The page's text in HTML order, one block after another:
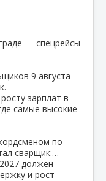
— спецрейсы
9 августа
зарплат в
самые высокие
по
сварщик:…
должен
и рост